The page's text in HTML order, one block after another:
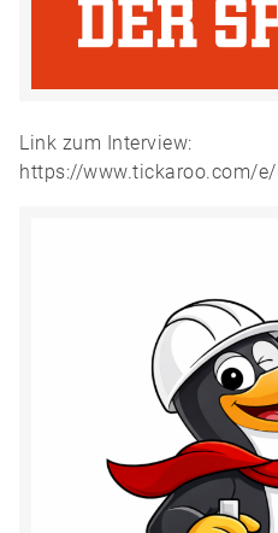
Link zum Interview:
https://www.tickaroo.com/